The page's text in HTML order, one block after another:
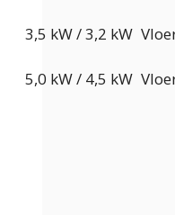
3,5 kW / 3,2 kW
5,0 kW / 4,5 kW